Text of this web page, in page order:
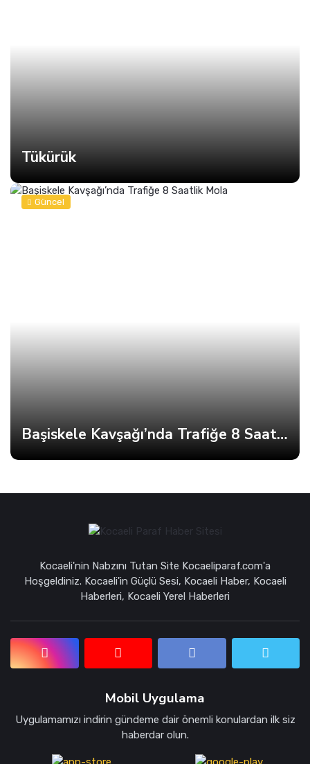
Tükürük
Güncel
Başiskele Kavşağı’nda Trafiğe 8 Saatlik Mola
Kocaeli'nin Nabzını Tutan Site Kocaeliparaf.com'a
Hoşgeldiniz. Kocaeli'in Güçlü Sesi, Kocaeli Haber, Kocaeli
Haberleri, Kocaeli Yerel Haberleri
Mobil Uygulama
Uygulamamızı indirin gündeme dair önemli konulardan ilk siz
haberdar olun.